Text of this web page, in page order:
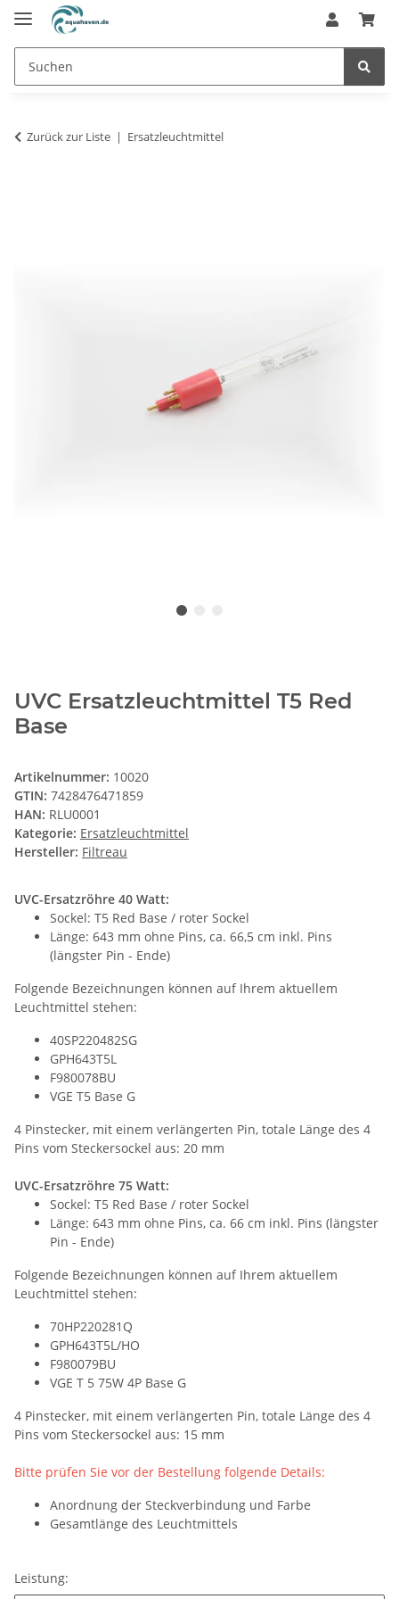
Zurück zur Liste Ersatzleuchtmittel
UVC Ersatzleuchtmittel T5 Red
Base
Artikelnummer: 10020
GTIN: 7428476471859
HAN: RLU0001
Kategorie: Ersatzleuchtmittel
Hersteller: Filtreau
UVC-Ersatzröhre 40 Watt:
Sockel: T5 Red Base / roter Sockel
Länge: 643 mm ohne Pins, ca. 66,5 cm inkl. Pins
(längster Pin - Ende)
Folgende Bezeichnungen können auf Ihrem aktuellem
Leuchtmittel stehen:
40SP220482SG
GPH643T5L
F980078BU
VGE T5 Base G
4 Pinstecker, mit einem verlängerten Pin, totale Länge des 4
Pins vom Steckersockel aus: 20 mm
UVC-Ersatzröhre 75 Watt:
Sockel: T5 Red Base / roter Sockel
Länge: 643 mm ohne Pins, ca. 66 cm inkl. Pins (längster
Pin - Ende)
Folgende Bezeichnungen können auf Ihrem aktuellem
Leuchtmittel stehen:
70HP220281Q
GPH643T5L/HO
F980079BU
VGE T 5 75W 4P Base G
4 Pinstecker, mit einem verlängerten Pin, totale Länge des 4
Pins vom Steckersockel aus: 15 mm
Bitte prüfen Sie vor der Bestellung folgende Details:
Anordnung der Steckverbindung und Farbe
Gesamtlänge des Leuchtmittels
Leistung: